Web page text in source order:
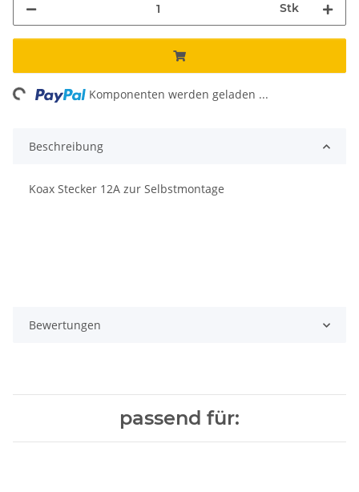
Stk
Komponenten werden geladen ...
Beschreibung
Koax Stecker 12A zur Selbstmontage
Bewertungen
passend für: